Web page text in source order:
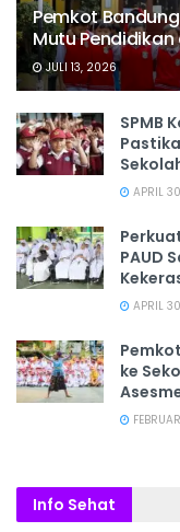
Pemkot
Mutu Pendidikan
JULI 13, 2026
SPMB
APRIL
PAUD
APRIL
ke
Info Sehat